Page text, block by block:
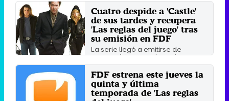
Cuatro despide a 'Castle'
de sus tardes y recupera
'Las reglas del juego' tras
su emisión en FDF
La serie llegó a emitirse de
manera íntegra en la cadena
digital del grupo Mediaset ...
Viernes 3 Julio 2015 17:51
FDF estrena este jueves la
quinta y última
temporada de 'Las reglas